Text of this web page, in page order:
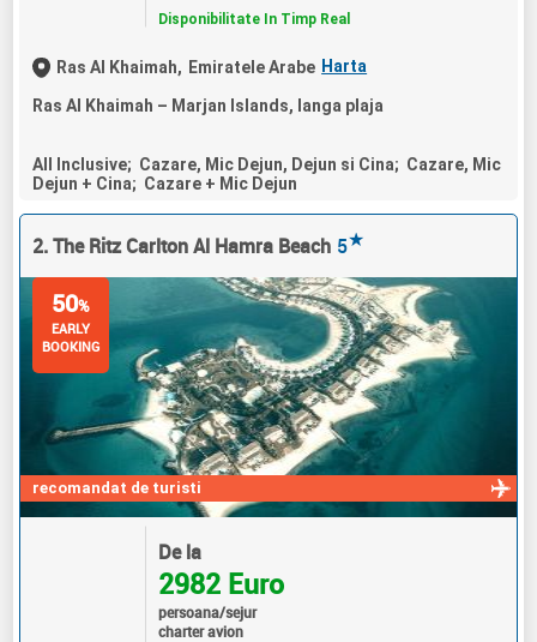
Disponibilitate In Timp Real
Ras Al Khaimah, Emiratele Arabe Harta
Ras Al Khaimah – Marjan Islands, langa plaja
All Inclusive; Cazare, Mic Dejun, Dejun si Cina; Cazare, Mic
Dejun + Cina; Cazare + Mic Dejun
2. The Ritz Carlton Al Hamra Beach 5★
recomandat de turisti
50%
EARLY
BOOKING
De la
2982 Euro
persoana/sejur
charter avion